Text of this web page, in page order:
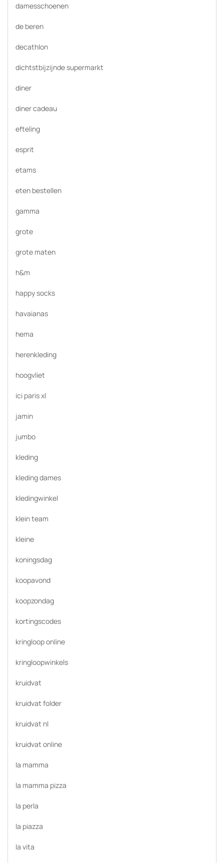
damesschoenen
de beren
decathlon
dichtstbijzijnde supermarkt
diner
diner cadeau
efteling
esprit
etams
eten bestellen
gamma
grote
grote maten
h&m
happy socks
havaianas
hema
herenkleding
hoogvliet
ici paris xl
jamin
jumbo
kleding
kleding dames
kledingwinkel
klein team
kleine
koningsdag
koopavond
koopzondag
kortingscodes
kringloop online
kringloopwinkels
kruidvat
kruidvat folder
kruidvat nl
kruidvat online
la mamma
la mamma pizza
la perla
la piazza
la vita